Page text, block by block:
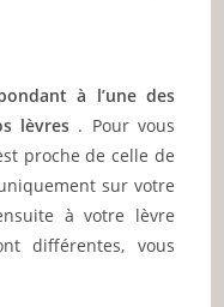
à l’une des
lèvres . Pour vous
proche de celle de
sur votre
à votre lèvre
différentes, vous